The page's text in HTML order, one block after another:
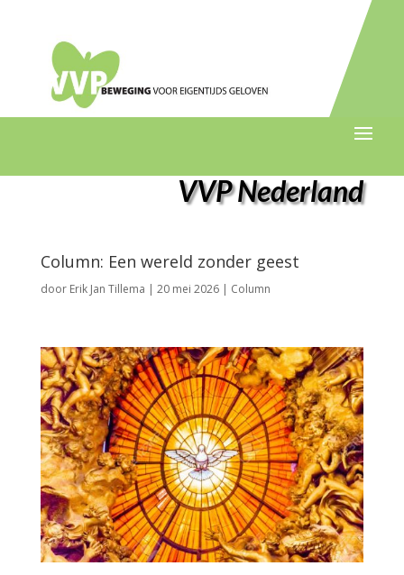
VVP Nederland
Column: Een wereld zonder geest
door Erik Jan Tillema | 20 mei 2026 | Column